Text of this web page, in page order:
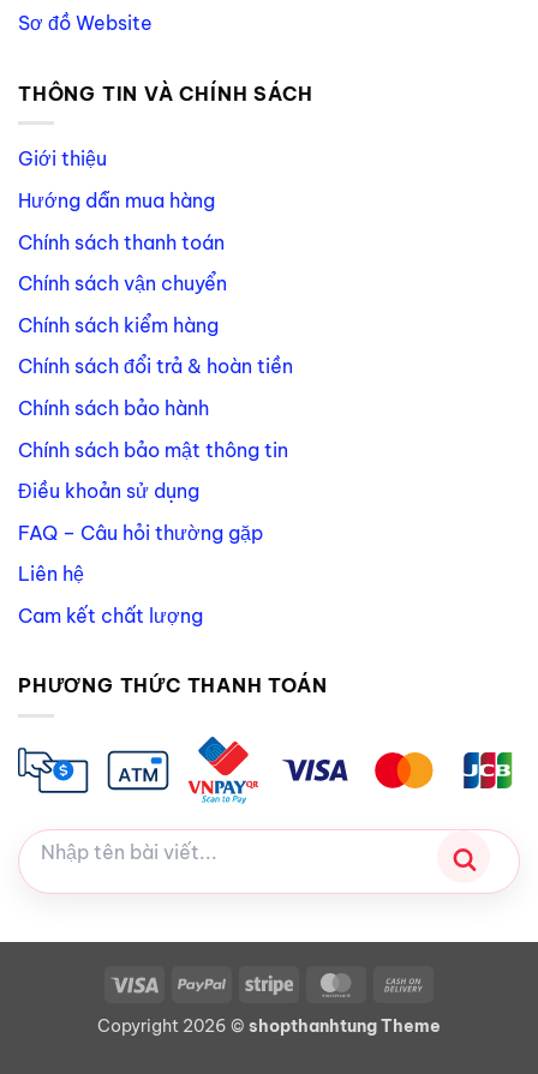
Sơ đồ Website
THÔNG TIN VÀ CHÍNH SÁCH
Giới thiệu
Hướng dẫn mua hàng
Chính sách thanh toán
Chính sách vận chuyển
Chính sách kiểm hàng
Chính sách đổi trả & hoàn tiền
Chính sách bảo hành
Chính sách bảo mật thông tin
Điều khoản sử dụng
FAQ – Câu hỏi thường gặp
Liên hệ
Cam kết chất lượng
PHƯƠNG THỨC THANH TOÁN
Visa PayPal Stripe MasterCard
Delivery
Copyright 2026 © shopthanhtung Theme